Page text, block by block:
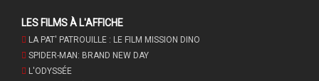
LES FILMS À L'AFFICHE
LA PAT' PATROUILLE : LE FILM MISSION DINO
SPIDER-MAN: BRAND NEW DAY
L'ODYSSÉE